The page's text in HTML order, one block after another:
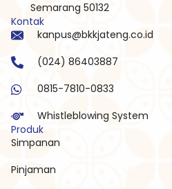
Semarang 50132
Kontak
kanpus@bkkjateng.co.id
(024) 86403887
0815-7810-0833
Whistleblowing System
Produk
Simpanan
Pinjaman